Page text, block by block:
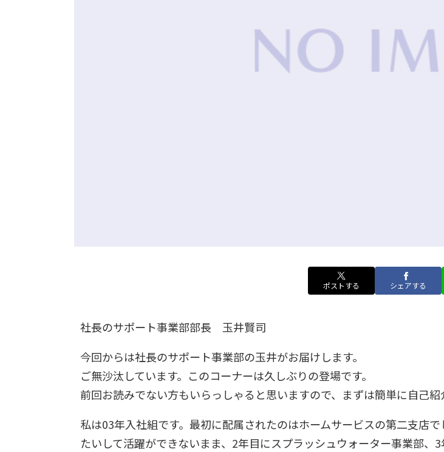
ポストする シェアする
社長のサポート事業部部長 玉井賢司
今回からは社長のサポート事業部の玉井がお届けします。
ご無沙汰しています。このコーナーは久しぶりの登場です。
前回お読みでない方もいらっしゃると思いますので、まずは簡単に自己紹
私は03年入社組です。最初に配属されたのはホームサービスの第二支店で
たいして活躍ができないまま、2年目にスプラッシュウォーター事業部、